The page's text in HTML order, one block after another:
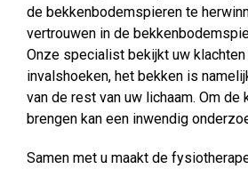
de bekkenbodemspieren te
vertrouwen in de
Onze specialist bekijkt uw
invalshoeken, het bekken is
van de rest van uw lichaam. Om de
brengen kan een inwendig
Samen met u maakt de